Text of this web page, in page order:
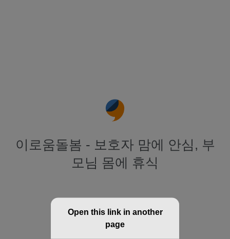
이로움돌봄 - 보호자 맘에 안심, 부
모님 몸에 휴식